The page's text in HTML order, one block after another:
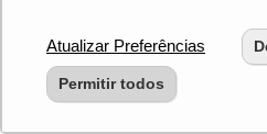
Atualizar Preferências
Permitir todos